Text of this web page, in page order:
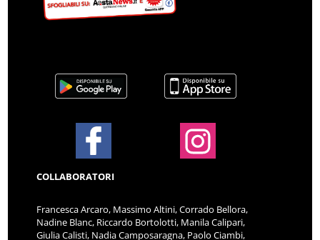
COLLABORATORI
Francesca Arcaro, Massimo Altini, Corrado Bellora,
Nadine Blanc, Riccardo Bortolotti, Manila Calipari,
Giulia Calisti, Nadia Camposaragna, Paolo Ciambi,